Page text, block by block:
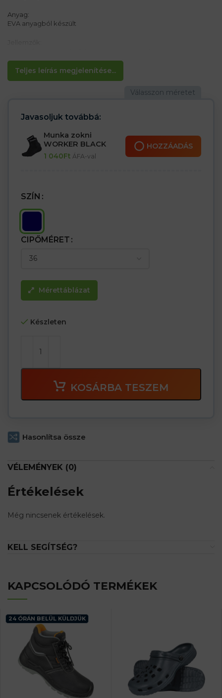
Teljes leírás megjelenítése...
Anyag:
EVA anyagból készült
– Kényelmes
– Könnyen
Javasoljuk továbbá:
Munka zokni
WORKER BLACK
1 040Ft ÁFA-val
HOZZÁADÁS
SZÍN
CIPŐMÉRET
Mérettáblázat
Készleten
KOSÁRBA TESZEM
Hasonlítsa össze
VÉLEMÉNYEK (0)
Értékelések
Még nincsenek értékelések.
KELL SEGÍTSÉG?
KAPCSOLÓDÓ TERMÉKEK
24 ÓRÁN BELÜL KÜLDJÜK